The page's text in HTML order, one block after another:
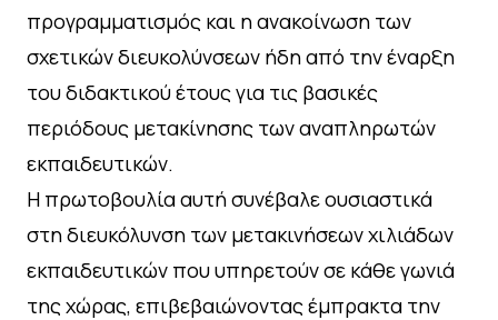
προγραμματισμός και η ανακοίνωση των
σχετικών διευκολύνσεων ήδη από την έναρξη
του διδακτικού έτους για τις βασικές
περιόδους μετακίνησης των αναπληρωτών
εκπαιδευτικών.
Η πρωτοβουλία αυτή συνέβαλε ουσιαστικά
στη διευκόλυνση των μετακινήσεων χιλιάδων
εκπαιδευτικών που υπηρετούν σε κάθε γωνιά
της χώρας, επιβεβαιώνοντας έμπρακτα την